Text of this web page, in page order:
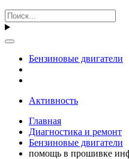
Бензиновые двигатели
Активность
Главная
Диагностика и ремонт
Бензиновые двигатели
помощь в прошивке